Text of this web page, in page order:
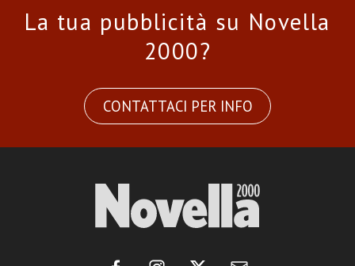
La tua pubblicità su Novella
2000?
CONTATTACI PER INFO